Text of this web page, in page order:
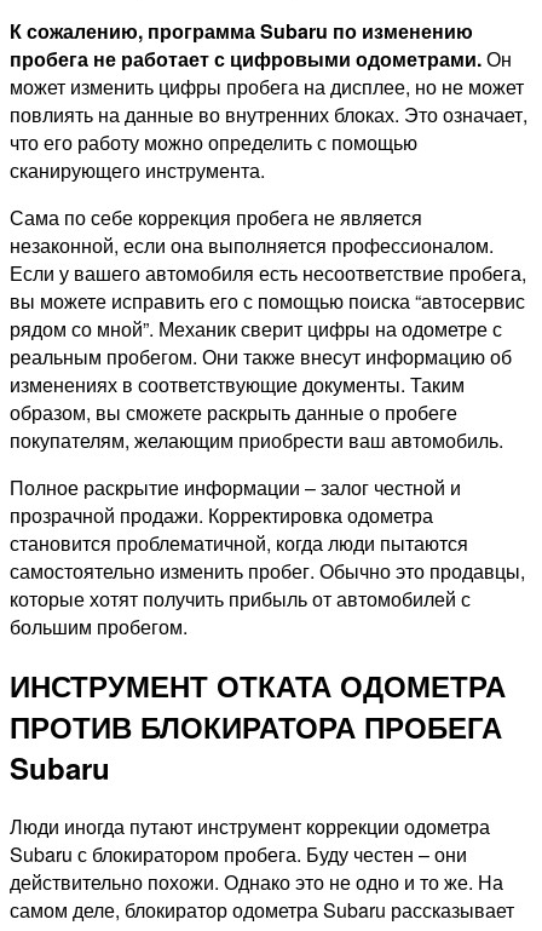
К сожалению, программа Subaru по изменению
пробега не работает с цифровыми одометрами.Он
может изменить цифры пробега на дисплее, но не может
повлиять на данные во внутренних блоках. Это означает,
что его работу можно определить с помощью
сканирующего инструмента.
Сама по себе коррекция пробега не является
незаконной, если она выполняется профессионалом.
Если у вашего автомобиля есть несоответствие пробега,
вы можете исправить его с помощью поиска “автосервис
рядом со мной”. Механик сверит цифры на одометре с
реальным пробегом. Они также внесут информацию об
изменениях в соответствующие документы. Таким
образом, вы сможете раскрыть данные о пробеге
покупателям, желающим приобрести ваш автомобиль.
Полное раскрытие информации – залог честной и
прозрачной продажи. Корректировка одометра
становится проблематичной, когда люди пытаются
самостоятельно изменить пробег. Обычно это продавцы,
которые хотят получить прибыль от автомобилей с
большим пробегом.
ИНСТРУМЕНТ ОТКАТА ОДОМЕТРА
ПРОТИВ БЛОКИРАТОРА ПРОБЕГА
Subaru
Люди иногда путают инструмент коррекции одометра
Subaru с блокиратором пробега. Буду честен – они
действительно похожи. Однако это не одно и то же. На
самом деле, блокиратор одометра Subaru рассказывает